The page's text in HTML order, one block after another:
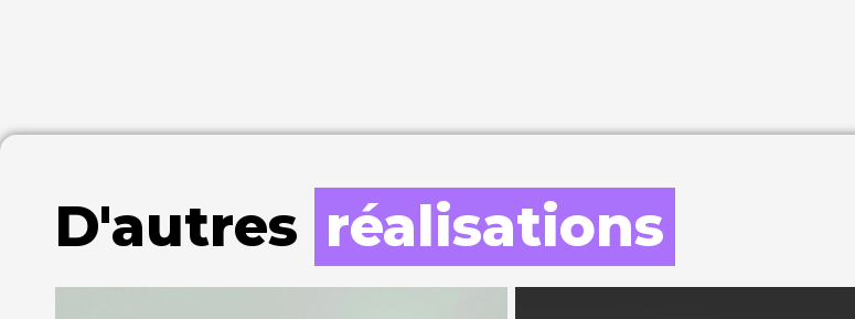
D'autres réalisations